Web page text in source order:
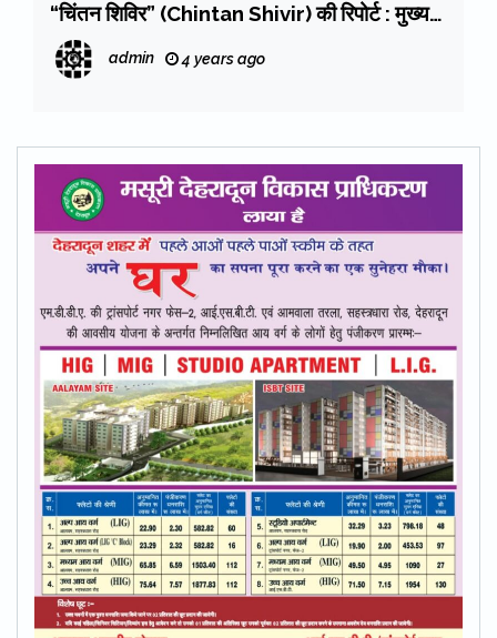
“चिंतन शिविर” (Chintan Shivir) की रिपोर्ट : मुख्य
सचिव
admin 4 years ago